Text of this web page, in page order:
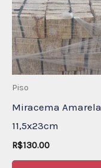
Piso
Miracema Amarela
11,5x23cm
R$130.00